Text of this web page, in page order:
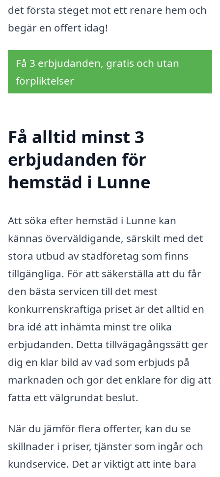
det första steget mot ett renare hem och
begär en offert idag!
Få 3 erbjudanden, gratis och utan
förpliktelser
Få alltid minst 3
erbjudanden för
hemstäd i Lunne
Att söka efter hemstäd i Lunne kan
kännas överväldigande, särskilt med det
stora utbud av städföretag som finns
tillgängliga. För att säkerställa att du får
den bästa servicen till det mest
konkurrenskraftiga priset är det alltid en
bra idé att inhämta minst tre olika
erbjudanden. Detta tillvägagångssätt ger
dig en klar bild av vad som erbjuds på
marknaden och gör det enklare för dig att
fatta ett välgrundat beslut.
När du jämför flera offerter, kan du se
skillnader i priser, tjänster som ingår och
kundservice. Det är viktigt att inte bara